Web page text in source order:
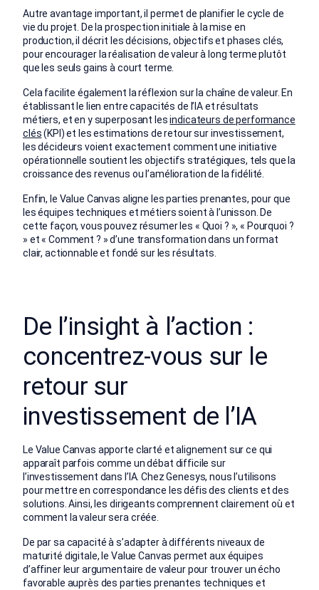
Autre avantage important, il permet de planifier le cycle de
vie du projet. De la prospection initiale à la mise en
production, il décrit les décisions, objectifs et phases clés,
pour encourager la réalisation de valeur à long terme plutôt
que les seuls gains à court terme.
Cela facilite également la réflexion sur la chaîne de valeur. En
établissant le lien entre capacités de l’IA et résultats
métiers, et en y superposant lesindicateurs de performance
clés(KPI) et les estimations de retour sur investissement,
les décideurs voient exactement comment une initiative
opérationnelle soutient les objectifs stratégiques, tels que la
croissance des revenus ou l’amélioration de la fidélité.
Enfin, le Value Canvas aligne les parties prenantes, pour que
les équipes techniques et métiers soient à l’unisson. De
cette façon, vous pouvez résumer les « Quoi ? », « Pourquoi ?
» et « Comment ? » d’une transformation dans un format
clair, actionnable et fondé sur les résultats.
De l’insight à l’action :
concentrez-vous sur le
retour sur
investissement de l’IA
Le Value Canvas apporte clarté et alignement sur ce qui
apparaît parfois comme un débat difficile sur
l’investissement dans l’IA. Chez Genesys, nous l’utilisons
pour mettre en correspondance les défis des clients et des
solutions. Ainsi, les dirigeants comprennent clairement où et
comment la valeur sera créée.
De par sa capacité à s’adapter à différents niveaux de
maturité digitale, le Value Canvas permet aux équipes
d’affiner leur argumentaire de valeur pour trouver un écho
favorable auprès des parties prenantes techniques et